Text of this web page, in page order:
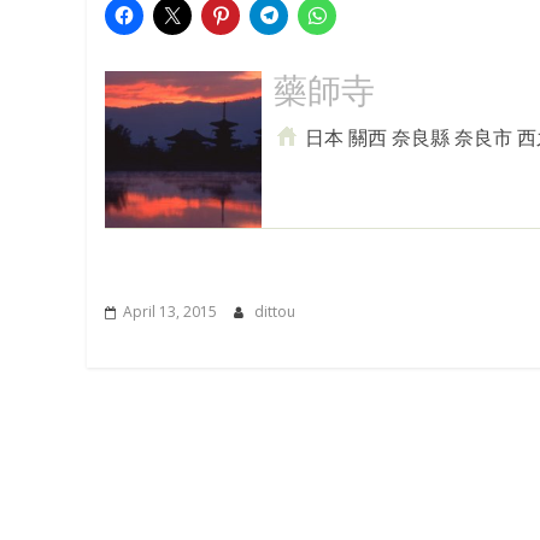
藥師寺
日本 關西 奈良縣 奈良市
April 13, 2015 dittou